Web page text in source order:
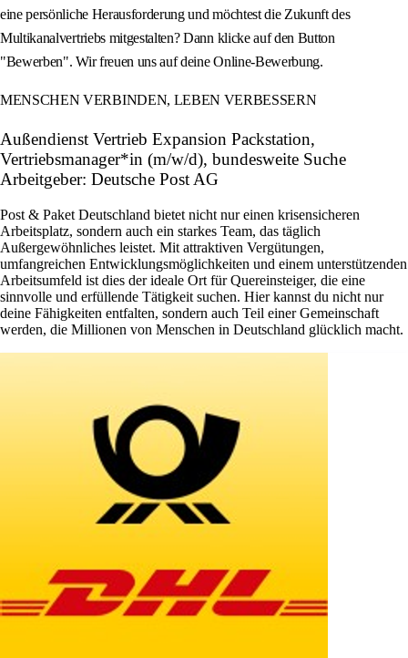
eine persönliche Herausforderung und möchtest die Zukunft des
Multikanalvertriebs mitgestalten? Dann klicke auf den Button
"Bewerben". Wir freuen uns auf deine Online-Bewerbung.
MENSCHEN VERBINDEN, LEBEN VERBESSERN
Außendienst Vertrieb Expansion Packstation,
Vertriebsmanager*in (m/w/d), bundesweite Suche
Arbeitgeber: Deutsche Post AG
Post & Paket Deutschland bietet nicht nur einen krisensicheren
Arbeitsplatz, sondern auch ein starkes Team, das täglich
Außergewöhnliches leistet. Mit attraktiven Vergütungen,
umfangreichen Entwicklungsmöglichkeiten und einem unterstützenden
Arbeitsumfeld ist dies der ideale Ort für Quereinsteiger, die eine
sinnvolle und erfüllende Tätigkeit suchen. Hier kannst du nicht nur
deine Fähigkeiten entfalten, sondern auch Teil einer Gemeinschaft
werden, die Millionen von Menschen in Deutschland glücklich macht.